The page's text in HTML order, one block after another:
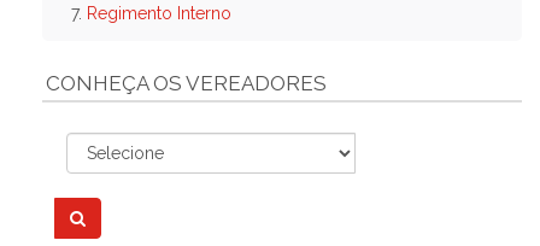
7. Regimento Interno
CONHEÇA OS VEREADORES